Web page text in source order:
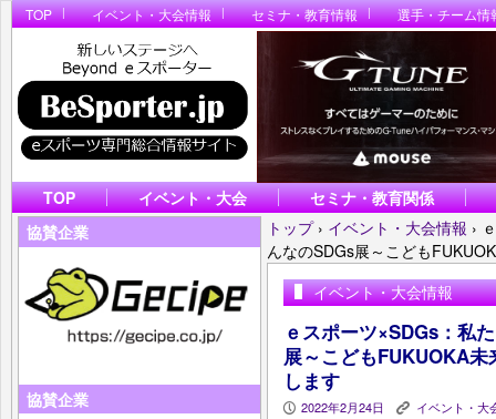
TOP イベント・大会情報 セミナ・教育情報 選手・チーム情
TOP イベント・大会
セミナ・教育関係
協賛企業
協賛企業
トップ › イベント・大会情報 ›
んなのSDGs展～こども
イベント・大会情報
ｅスポーツ×SDGs：私
展～こどもFUKUOKA
します
P 2022年2月24日 K イベント・大